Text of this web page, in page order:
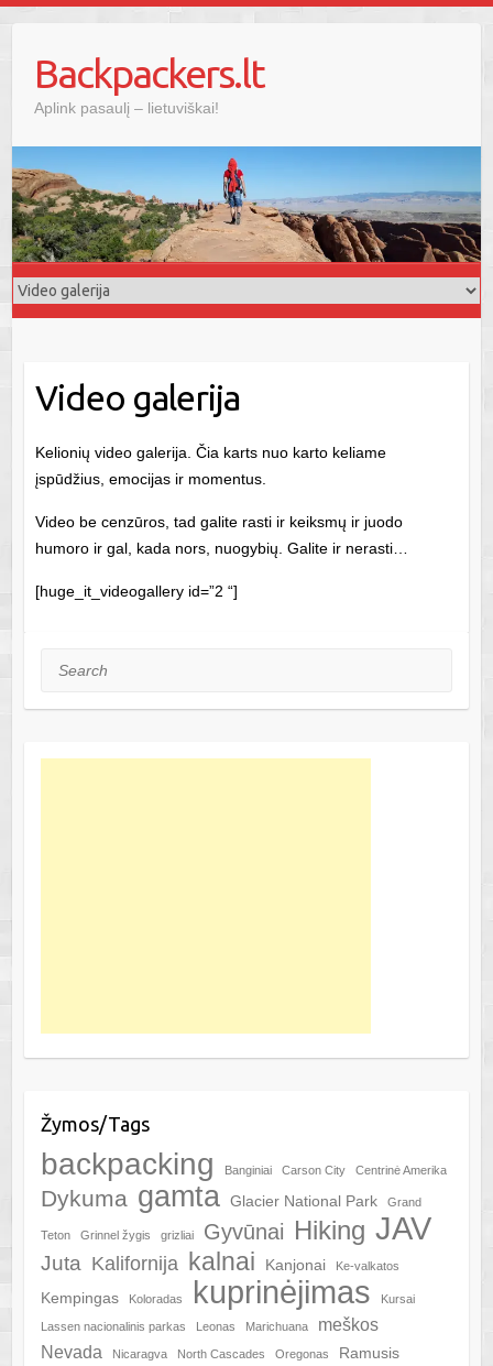
contentBackpackers.lt
Aplink pasaulį – lietuviškai!
Video galerija
Kelionių video galerija. Čia karts nuo karto keliame
įspūdžius, emocijas ir momentus.
Video be cenzūros, tad galite rasti ir keiksmų ir juodo
humoro ir gal, kada nors, nuogybių. Galite ir nerasti…
[huge_it_videogallery id=”2 “]
Search
Žymos/Tags
backpacking Banginiai Carson City Centrinė Amerika
Dykuma gamta Glacier National Park Grand
Teton Grinnel žygis grizliai Gyvūnai Hiking JAV
Juta Kalifornija kalnai Kanjonai Ke-valkatos
Kempingas Koloradas kuprinėjimas Kursai
Lassen nacionalinis parkas Leonas Marichuana
meškos
Nevada
Nicaragva North Cascades Oregonas
Ramusis